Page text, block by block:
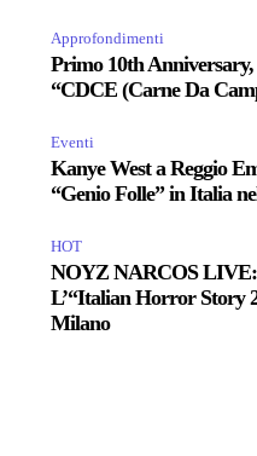
Approfondimenti
Primo 10th Anniversary,
“CDCE (Carne Da
Eventi
Kanye West a Reggio
“Genio Folle” in Italia
HOT
NOYZ NARCOS
L’“Italian Horror Story
Milano